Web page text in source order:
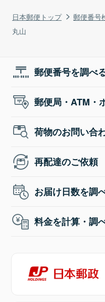
日本郵便トップ 郵便番号
丸山
郵便番号を調べ
郵便局・ATM・
荷物のお問い合
再配達のご依頼
お届け日数を調
料金を計算・調